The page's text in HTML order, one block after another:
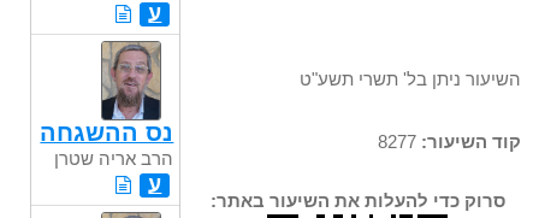
השיעור ניתן בל' תשרי תשע"ט
קוד השיעור:
סרוק כדי להעלות את השיעור באתר:
ע
נס ההשגחה
הרב אריה שטרן
ע